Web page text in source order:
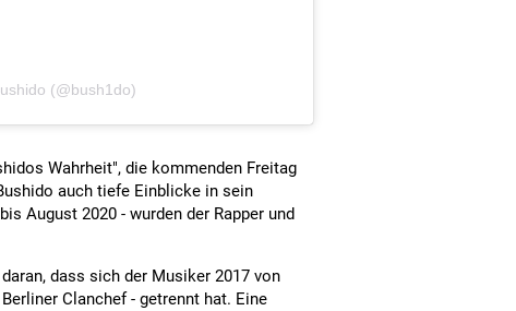
(@bush1do)
Wahrheit", die kommenden Freitag
auch tiefe Einblicke in sein
August 2020 - wurden der Rapper und
dass sich der Musiker 2017 von
Clanchef - getrennt hat. Eine